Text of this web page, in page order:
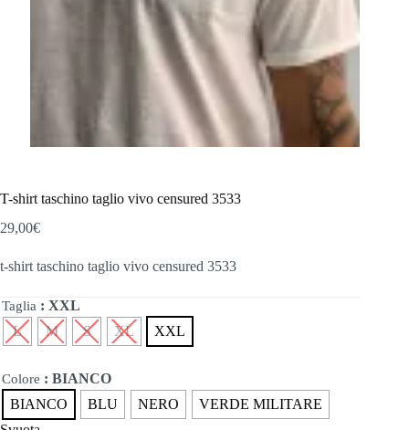
T-shirt taschino taglio vivo censured 3533
29,00€
t-shirt taschino taglio vivo censured 3533
Taglia : XXL
L
M S XL XXL
Colore : BIANCO
BIANCO
BLU NERO
VERDE MILITARE